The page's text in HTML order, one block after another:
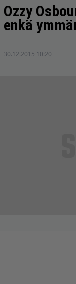
Ozzy
enkä
30.12.2015 10:20